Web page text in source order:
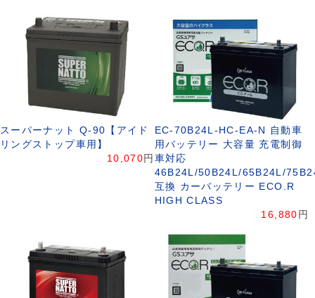
スーパーナット Q-90【アイド
リングストップ車用】
10,070 円
EC-70B24L-HC-EA-N 自動車
用バッテリー 大容量 充電制御
車対応
46B24L/50B24L/65B24L/
互換 カーバッテリー ECO.R
HIGH CLASS
16,880 円